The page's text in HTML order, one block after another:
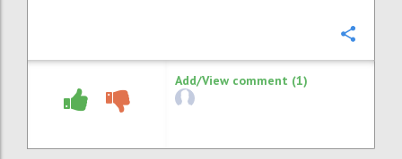
Add/View comment (1)